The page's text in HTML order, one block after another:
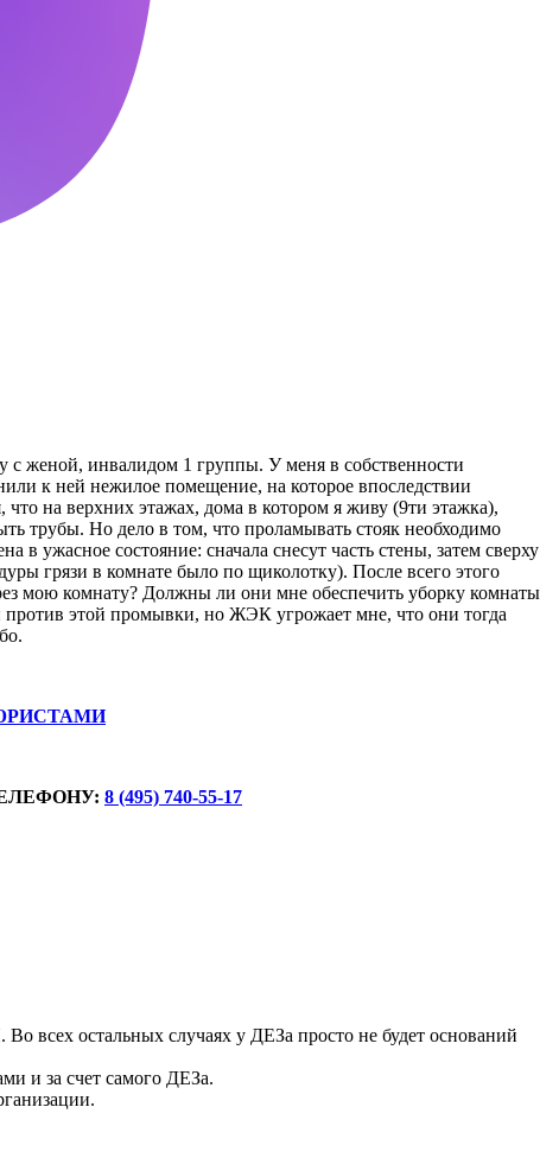
женой, инвалидом 1 группы. У меня в собственности
к ней нежилое помещение, на которое впоследствии
на верхних этажах, дома в котором я живу (9ти этажка),
трубы. Но дело в том, что проламывать стояк необходимо
ужасное состояние: сначала снесут часть стены, затем сверху
грязи в комнате было по щиколотку). После всего этого
мою комнату? Должны ли они мне обеспечить уборку комнаты
против этой промывки, но ЖЭК угрожает мне, что они тогда
8 (495) 740-55-17
всех остальных случаях у ДЕЗа просто не будет оснований
и за счет самого ДЕЗа.